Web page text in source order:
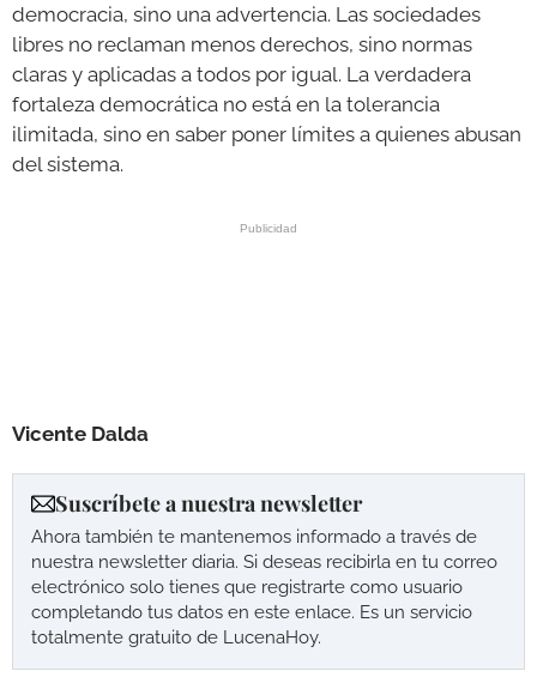
democracia, sino una advertencia. Las sociedades
libres no reclaman menos derechos, sino normas
claras y aplicadas a todos por igual. La verdadera
fortaleza democrática no está en la tolerancia
ilimitada, sino en saber poner límites a quienes abusan
del sistema.
Vicente Dalda
Suscríbete a nuestra newsletter
Ahora también te mantenemos informado a través de
nuestra newsletter diaria. Si deseas recibirla en tu correo
electrónico solo tienes que registrarte como usuario
completando tus datos en este enlace. Es un servicio
totalmente gratuito de LucenaHoy.